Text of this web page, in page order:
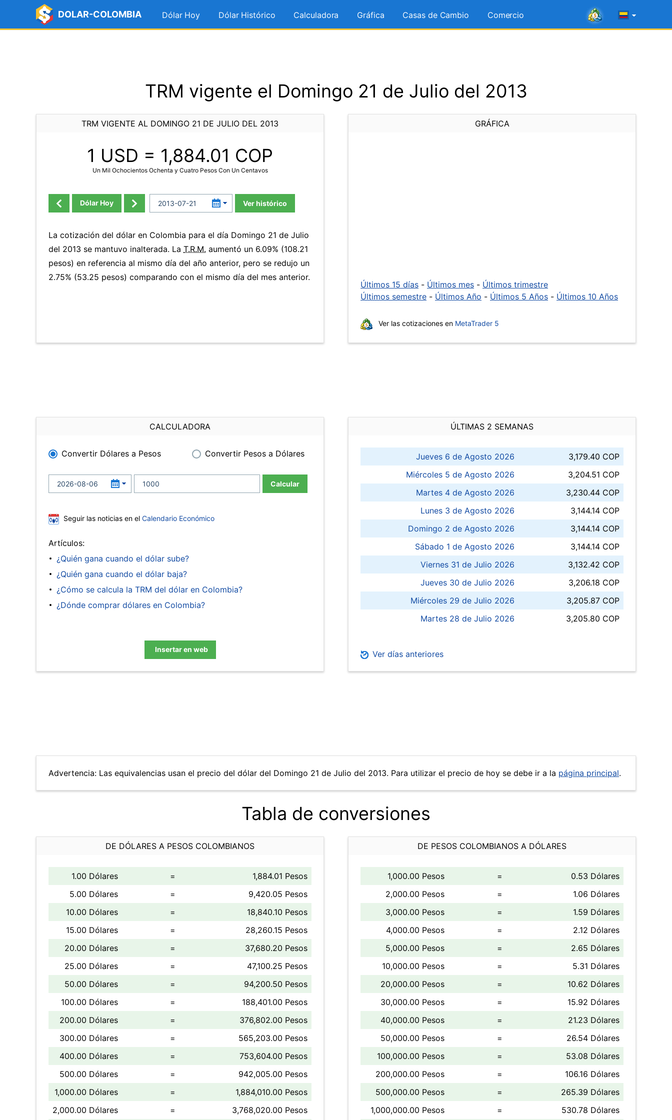
DOLAR-COLOMBIA Dólar Hoy Dólar Histórico Calculadora Gráfica Casas de Cambio Comercio
TRM vigente el Domingo 21 de Julio del 2013
TRM VIGENTE AL DOMINGO 21 DE JULIO DEL 2013
1 USD = 1,884.01 COP
Un Mil Ochocientos Ochenta y Cuatro Pesos Con Un Centavos
Dólar Hoy Ver histórico
La cotización del dólar en Colombia para el día Domingo 21 de Julio
del 2013 se mantuvo inalterada. La T.R.M. aumentó un 6.09% (108.21
pesos) en referencia al mismo día del año anterior, pero se redujo un
2.75% (53.25 pesos) comparando con el mismo día del mes anterior.
GRÁFICA
Últimos 15 días - Últimos mes - Últimos trimestre
Últimos semestre - Últimos Año - Últimos 5 Años - Últimos 10 Años
Ver las cotizaciones en MetaTrader 5
CALCULADORA
Convertir Dólares a Pesos Convertir Pesos a Dólares
Calcular
Seguir las noticias en el Calendario Económico
Artículos:
¿Quién gana cuando el dólar sube?
¿Quién gana cuando el dólar baja?
¿Cómo se calcula la TRM del dólar en Colombia?
¿Dónde comprar dólares en Colombia?
Insertar en web
ÚLTIMAS 2 SEMANAS
Jueves 6 de Agosto 2026
3,179.40 COP
Miércoles 5 de Agosto 2026
3,204.51 COP
Martes 4 de Agosto 2026
3,230.44 COP
Lunes 3 de Agosto 2026
3,144.14 COP
Domingo 2 de Agosto 2026
3,144.14 COP
Sábado 1 de Agosto 2026
3,144.14 COP
Viernes 31 de Julio 2026
3,132.42 COP
Jueves 30 de Julio 2026
3,206.18 COP
Miércoles 29 de Julio 2026
3,205.87 COP
Martes 28 de Julio 2026
3,205.80 COP
Ver días anteriores
Advertencia: Las equivalencias usan el precio del dólar del Domingo 21 de Julio del 2013. Para utilizar el precio de hoy se debe ir a la página principal.
Tabla de conversiones
DE DÓLARES A PESOS COLOMBIANOS
1.00 Dólares =
1,884.01 Pesos
5.00 Dólares
=
9,420.05 Pesos
10.00 Dólares
=
18,840.10 Pesos
15.00 Dólares
=
28,260.15 Pesos
20.00 Dólares
=
37,680.20 Pesos
25.00 Dólares
=
47,100.25 Pesos
50.00 Dólares
=
94,200.50 Pesos
100.00 Dólares
=
188,401.00 Pesos
200.00 Dólares
=
376,802.00 Pesos
300.00 Dólares
=
565,203.00 Pesos
400.00 Dólares
=
753,604.00 Pesos
500.00 Dólares
=
942,005.00 Pesos
1,000.00 Dólares
=
1,884,010.00 Pesos
2,000.00 Dólares
= 3,768,020.00 Pesos
DE PESOS COLOMBIANOS A DÓLARES
1,000.00 Pesos =
0.53 Dólares
2,000.00 Pesos
=
1.06 Dólares
3,000.00 Pesos
=
1.59 Dólares
4,000.00 Pesos
=
2.12 Dólares
5,000.00 Pesos
=
2.65 Dólares
10,000.00 Pesos
=
5.31 Dólares
20,000.00 Pesos
=
10.62 Dólares
30,000.00 Pesos
=
15.92 Dólares
40,000.00 Pesos
=
21.23 Dólares
50,000.00 Pesos
=
26.54 Dólares
100,000.00 Pesos
=
53.08 Dólares
200,000.00 Pesos
=
106.16 Dólares
500,000.00 Pesos
=
265.39 Dólares
1,000,000.00 Pesos
= 530.78 Dólares